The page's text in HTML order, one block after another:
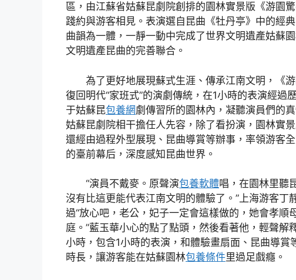
區，由江蘇省姑蘇昆劇院創排的園林實景版《游園驚
踐約與游客相見。表演選自昆曲《牡丹亭》中的經
曲韻為一體，一靜一動中完成了世界文明遺產姑蘇
文明遺產昆曲的完善聯合。
為了更好地展現蘇式生涯、傳承江南文明，《
復回明代“家班式”的演劇傳統，在1小時的表演經過
于姑蘇昆包養網劇傳習所的園林內，凝聽演員們的
姑蘇昆劇院相干擔任人先容，除了看扮演，園林實景
還經由過程外型展現、昆曲導賞等辦事，率領游客
的臺前幕后，深度感知昆曲世界。
“演員不戴麥。原聲演包養軟體唱，在園林里聽
沒有比這更能代表江南文明的體驗了。”上海游客丁
過“放心吧，老公，妃子一定會這樣做的，她會孝順
庭。”藍玉華小心的點了點頭，然後看著他，輕聲解
小時，包含1小時的表演，和體驗畫扇面、昆曲導賞
時長，讓游客能在姑蘇園林包養條件里過足戲癮。